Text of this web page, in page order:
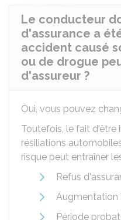
Le conducteur
d'assurance a
accident causé
ou de drogue
d'assureur ?
Oui, vous pouvez
Toutefois, le fait d'être
résiliations
risque peut entraîner
Refus
Augmentation
Période